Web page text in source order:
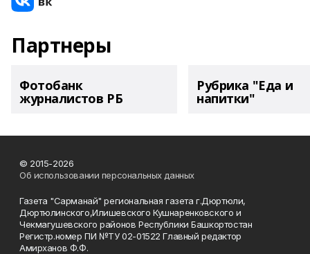
Партнеры
Фотобанк
журналистов РБ
Рубрика "Еда и
напитки"
© 2015-2026
Об использовании персональных данных
Газета "Сарманай" региональная газета г.Дюртюли,
Дюртюлинского,Илишевского Кушнаренковского и
Чекмагушевского районов Республики Башкортостан
Регистр.номер ПИ №ТУ 02-01522 Главный редактор
Амирханов Ф.Ф.